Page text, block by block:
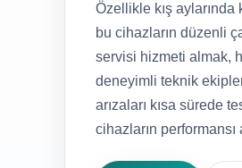
Özellikle kış aylarında
bu cihazların düzenli
servisi hizmeti almak,
deneyimli teknik
arızaları kısa sürede
cihazların performansı